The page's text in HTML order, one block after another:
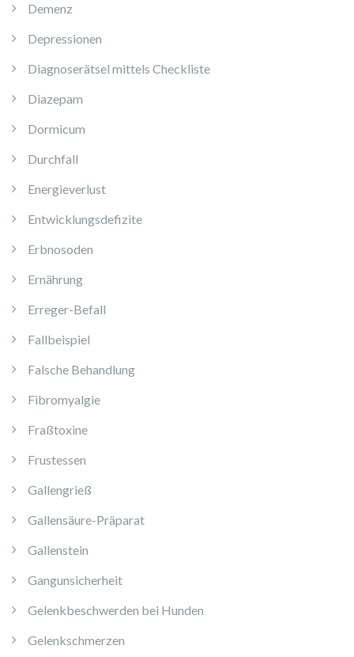
Demenz
Depressionen
Diagnoserätsel mittels Checkliste
Diazepam
Dormicum
Durchfall
Energieverlust
Entwicklungsdefizite
Erbnosoden
Ernährung
Erreger-Befall
Fallbeispiel
Falsche Behandlung
Fibromyalgie
Fraßtoxine
Frustessen
Gallengrieß
Gallensäure-Präparat
Gallenstein
Gangunsicherheit
Gelenkbeschwerden bei Hunden
Gelenkschmerzen